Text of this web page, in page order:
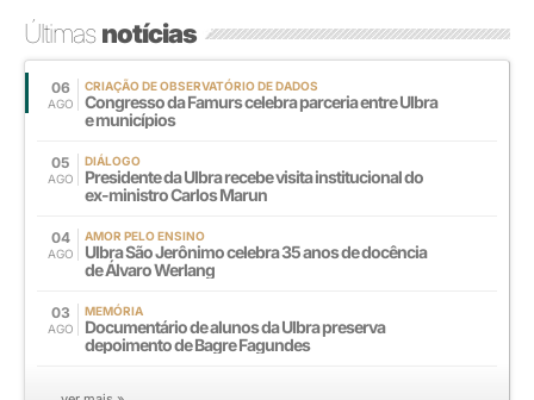
Últimasnotícias
06
AGO
CRIAÇÃO DE OBSERVATÓRIO DE DADOS
Congresso da Famurs celebra parceria entre Ulbra
e municípios
05
AGO
DIÁLOGO
Presidente da Ulbra recebe visita institucional do
ex-ministro Carlos Marun
04
AGO
AMOR PELO ENSINO
Ulbra São Jerônimo celebra 35 anos de docência
de Álvaro Werlang
03
AGO
MEMÓRIA
Documentário de alunos da Ulbra preserva
depoimento de Bagre Fagundes